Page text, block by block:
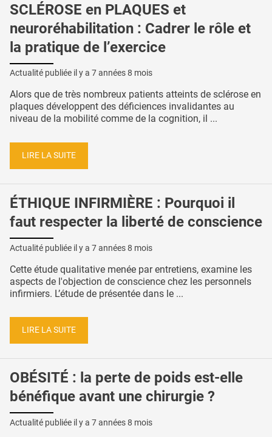
SCLÉROSE en PLAQUES et
neuroréhabilitation : Cadrer le rôle et
la pratique de l’exercice
Actualité publiée il y a 7 années 8 mois
Alors que de très nombreux patients atteints de sclérose en
plaques développent des déficiences invalidantes au
niveau de la mobilité comme de la cognition, il ...
LIRE LA SUITE
ÉTHIQUE INFIRMIÈRE : Pourquoi il
faut respecter la liberté de conscience
Actualité publiée il y a 7 années 8 mois
Cette étude qualitative menée par entretiens, examine les
aspects de l'objection de conscience chez les personnels
infirmiers. L’étude de présentée dans le ...
LIRE LA SUITE
OBÉSITÉ : la perte de poids est-elle
bénéfique avant une chirurgie ?
Actualité publiée il y a 7 années 8 mois